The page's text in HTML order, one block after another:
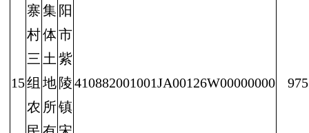
15
寨
村
三
组
农
集
体
土
地
所
阳
市
紫
陵
镇
410882001001JA00126W00000000